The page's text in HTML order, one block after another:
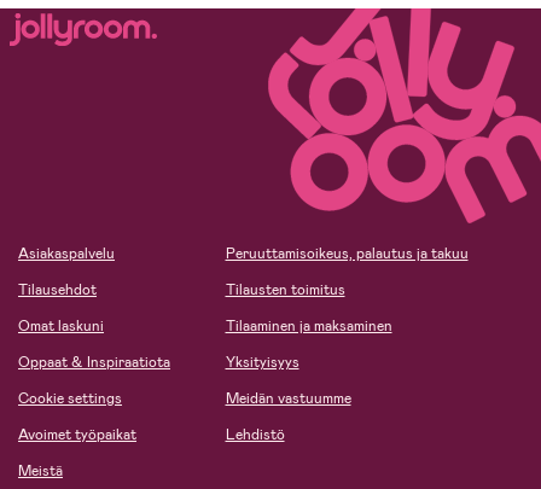
Asiakaspalvelu
Tilausehdot
Omat laskuni
Oppaat & Inspiraatiota
Cookie settings
Avoimet työpaikat
Meistä
Peruuttamisoikeus, palautus ja takuu
Tilausten toimitus
Tilaaminen ja maksaminen
Yksityisyys
Meidän vastuumme
Lehdistö